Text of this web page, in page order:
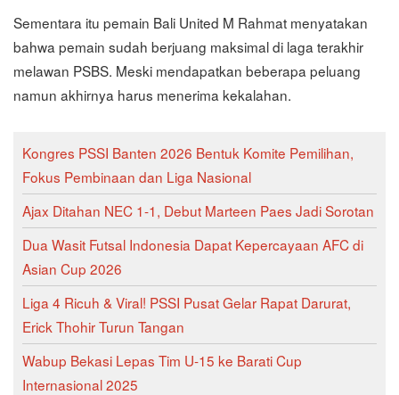
Sementara itu pemain Bali United M Rahmat menyatakan
bahwa pemain sudah berjuang maksimal di laga terakhir
melawan PSBS. Meski mendapatkan beberapa peluang
namun akhirnya harus menerima kekalahan.
Kongres PSSI Banten 2026 Bentuk Komite Pemilihan,
Fokus Pembinaan dan Liga Nasional
Ajax Ditahan NEC 1-1, Debut Marteen Paes Jadi Sorotan
Dua Wasit Futsal Indonesia Dapat Kepercayaan AFC di
Asian Cup 2026
Liga 4 Ricuh & Viral! PSSI Pusat Gelar Rapat Darurat,
Erick Thohir Turun Tangan
Wabup Bekasi Lepas Tim U-15 ke Barati Cup
Internasional 2025